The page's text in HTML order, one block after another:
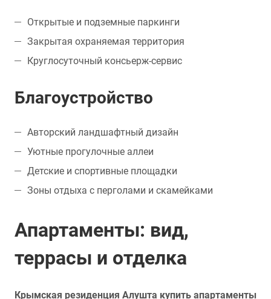
Открытые и подземные паркинги
Закрытая охраняемая территория
Круглосуточный консьерж-сервис
Благоустройство
Авторский ландшафтный дизайн
Уютные прогулочные аллеи
Детские и спортивные площадки
Зоны отдыха с перголами и скамейками
Апартаменты: вид,
террасы и отделка
Крымская резиденция Алушта купить апартаменты